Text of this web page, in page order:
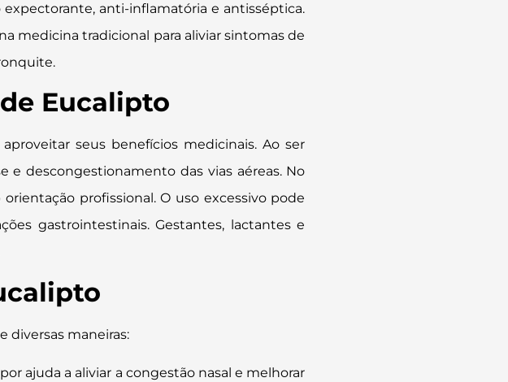
anti-inflamatória e antisséptica.
medicina tradicional para aliviar sintomas de
Eucalipto
seus benefícios medicinais. Ao ser
e descongestionamento das vias aéreas. No
profissional. O uso excessivo pode
gastrointestinais. Gestantes, lactantes e
diversas maneiras:
ajuda a aliviar a congestão nasal e melhorar